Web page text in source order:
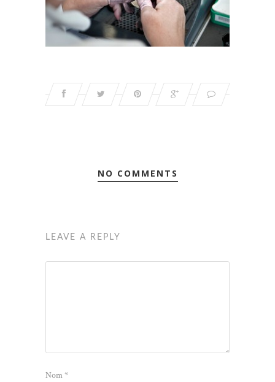
NO COMMENTS
LEAVE A REPLY
Nom*